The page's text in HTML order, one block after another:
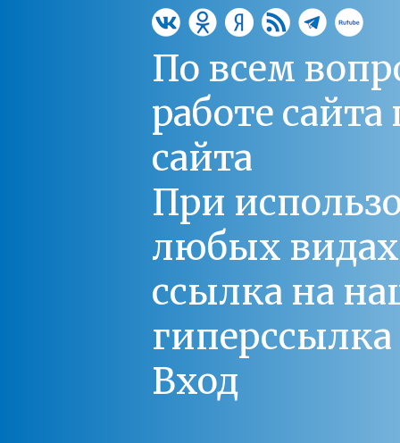
По всем
работе
сайта
При
любых
ссылка на
Вход